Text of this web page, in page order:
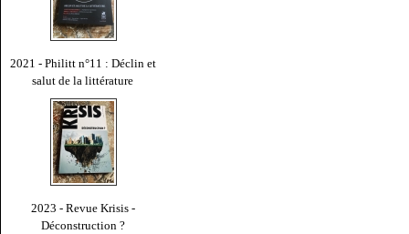
2021 - Philitt n°11 : Déclin et
salut de la littérature
2023 - Revue Krisis -
Déconstruction ?